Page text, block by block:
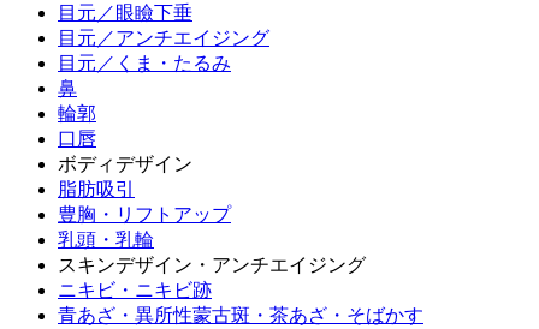
目元／眼瞼下垂
目元／アンチエイジング
目元／くま・たるみ
鼻
輪郭
口唇
ボディデザイン
脂肪吸引
豊胸・リフトアップ
乳頭・乳輪
スキンデザイン・アンチエイジング
ニキビ・ニキビ跡
青あざ・異所性蒙古斑・茶あざ・そばかす